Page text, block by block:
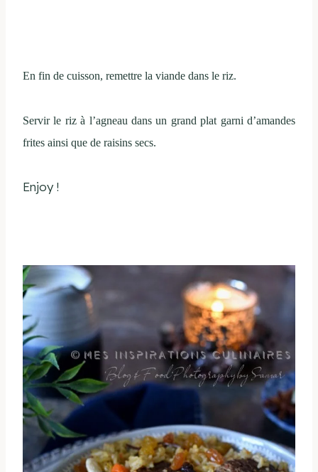
En fin de cuisson, remettre la viande dans le riz.
Servir le riz à l’agneau dans un grand plat garni d’amandes
frites ainsi que de raisins secs.
Enjoy !